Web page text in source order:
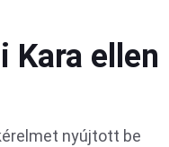
Kara ellen
nyújtott be